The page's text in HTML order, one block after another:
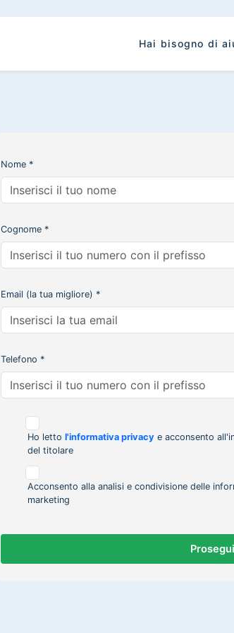
Hai bisogno di
Nome *
Cognome *
Email (la tua migliore) *
Telefono *
Ho letto l'informativa privacy e acconsento
del titolare
Acconsento alla analisi e condivisione delle
marketing